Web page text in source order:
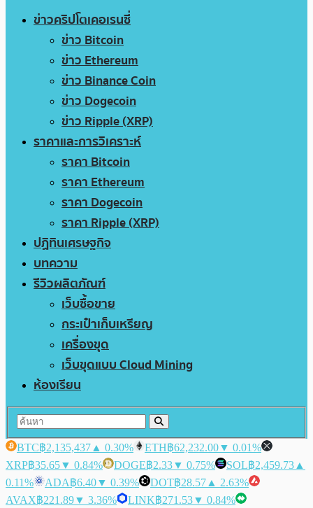
ข่าวคริปโตเคอเรนซี่
ข่าว Bitcoin
ข่าว Ethereum
ข่าว Binance Coin
ข่าว Dogecoin
ข่าว Ripple (XRP)
ราคาและการวิเคราะห์
ราคา Bitcoin
ราคา Ethereum
ราคา Dogecoin
ราคา Ripple (XRP)
ปฏิทินเศรษฐกิจ
บทความ
รีวิวผลิตภัณฑ์
เว็บซื้อขาย
กระเป๋าเก็บเหรียญ
เครื่องขุด
เว็บขุดแบบ Cloud Mining
ห้องเรียน
BTC฿2,135,437 ▲ 0.30% ETH฿62,232.00▼ 0.01%
XRP฿35.65▼ 0.84% DOGE฿2.33▼ 0.75% SOL฿2,459.73 ▲
0.11%
ADA฿6.40▼ 0.39% DOT฿28.57 ▲ 2.63%
AVAX฿221.89▼ 3.36% LINK฿271.53▼ 0.84%